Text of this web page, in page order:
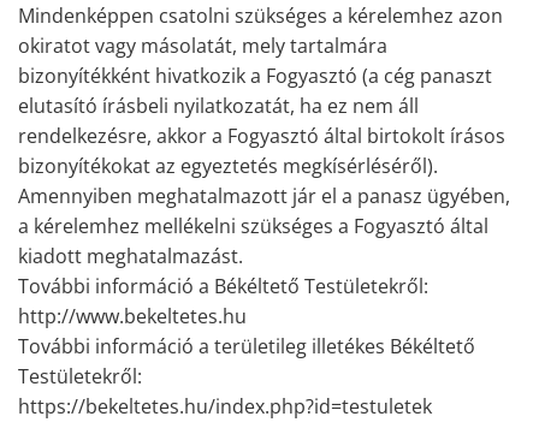
Mindenképpen csatolni szükséges a kérelemhez azon
okiratot vagy másolatát, mely tartalmára
bizonyítékként hivatkozik a Fogyasztó (a cég panaszt
elutasító írásbeli nyilatkozatát, ha ez nem áll
rendelkezésre, akkor a Fogyasztó által birtokolt írásos
bizonyítékokat az egyeztetés megkísérléséről).
Amennyiben meghatalmazott jár el a panasz ügyében,
a kérelemhez mellékelni szükséges a Fogyasztó által
kiadott meghatalmazást.
További információ a Békéltető Testületekről:
http://www.bekeltetes.hu
További információ a területileg illetékes Békéltető
Testületekről:
https://bekeltetes.hu/index.php?id=testuletek